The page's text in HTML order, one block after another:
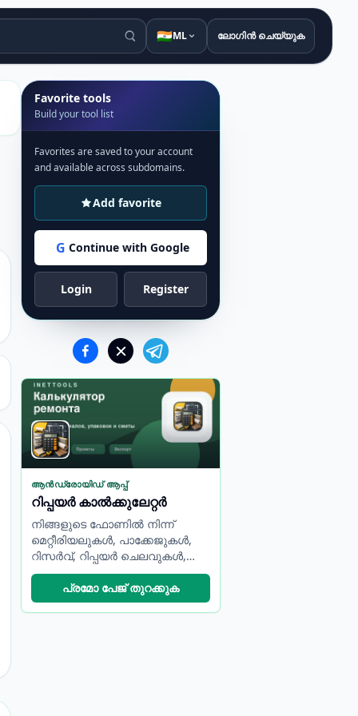
🇮🇳ML ലോഗിൻ ചെയ്യുക
Favorite tools
Build your tool list
Favorites are saved to your account
and available across subdomains.
Add favorite
G Continue with Google
Login Register
ആൻഡ്രോയിഡ് ആപ്പ്
റിപ്പയർ കാൽക്കുലേറ്റർ
നിങ്ങളുടെ ഫോണിൽ നിന്ന്
മെറ്റീരിയലുകൾ, പാക്കേജുകൾ,
റിസർവ്, റിപ്പയർ ചെലവുകൾ,
എക്‌സ്‌പോർട്ട് എസ്റ്റിമേറ്റ് എന്നിവ
കണക്കാക്കുക.
പ്രമോ പേജ് തുറക്കുക